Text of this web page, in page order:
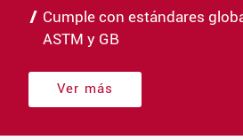
Cumple con estándares
ASTM y GB
Ver más